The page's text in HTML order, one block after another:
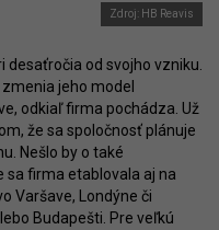
Zdroj: HB Reavis
desaťročia od svojho vzniku.
jeho model
odkiaľ firma pochádza. Už
že sa spoločnosť plánuje
Nešlo by o také
sa firma etablovala aj na
Varšave, Londýne či
Budapešti. Pre veľkú